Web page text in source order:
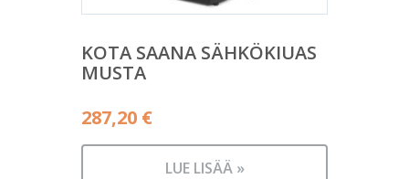
KOTA SAANA SÄHKÖKIUAS
MUSTA
287,20 €
LUE LISÄÄ »